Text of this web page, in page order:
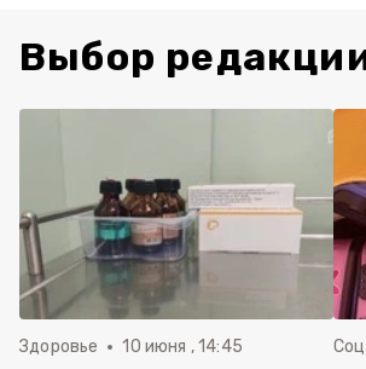
Выбор
Здоровье 10 июня , 14:45